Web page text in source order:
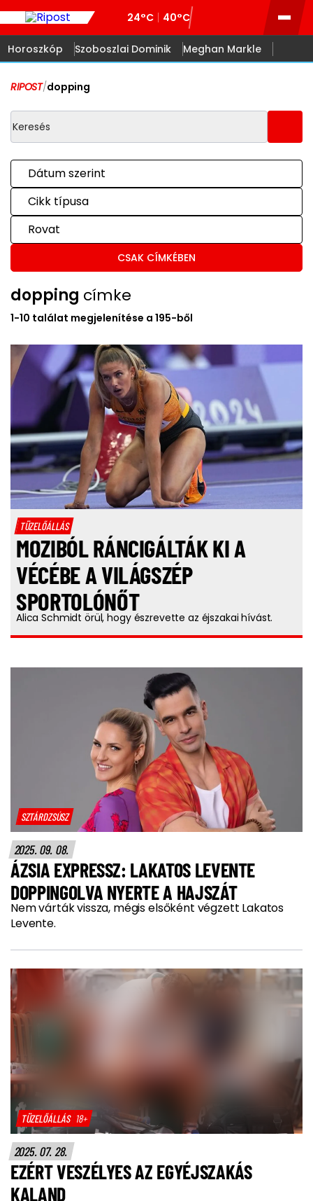
24°C 40°C
Horoszkóp Szoboszlai Dominik Meghan Markle
RIPOST/dopping
Dátum szerint
Cikk típusa
Rovat
CSAK CÍMKÉBEN
dopping címke
1-10 találat megjelenítése a 195-ből
TÜZELŐÁLLÁS
MOZIBÓL RÁNCIGÁLTÁK KI A
VÉCÉBE A VILÁGSZÉP
SPORTOLÓNŐT
Alica Schmidt örül, hogy észrevette az éjszakai hívást.
SZTÁRDZSÚSZ
2025. 09. 08.
ÁZSIA EXPRESSZ: LAKATOS LEVENTE
DOPPINGOLVA NYERTE A HAJSZÁT
Nem várták vissza, mégis elsőként végzett Lakatos
Levente.
TÜZELŐÁLLÁS 18+
2025. 07. 28.
EZÉRT VESZÉLYES AZ EGYÉJSZAKÁS
KALAND